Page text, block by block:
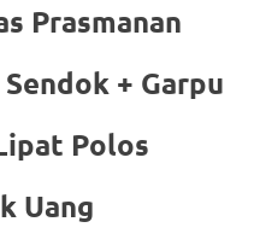
Prasmanan
+ Garpu
Polos
Uang